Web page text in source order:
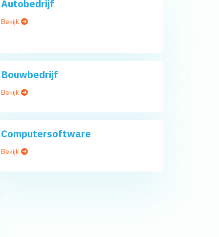
Autobedrijf
Bekijk
Bouwbedrijf
Bekijk
Computersoftware
Bekijk